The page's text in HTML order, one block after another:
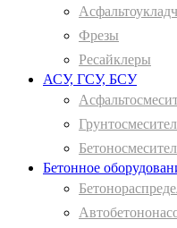
Фрезы
Ресайклеры
АСУ, ГСУ, БСУ
Бетонное